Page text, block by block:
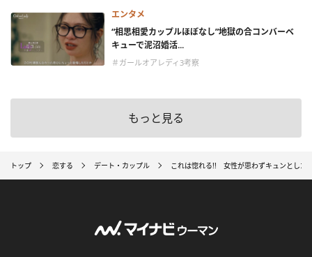
エンタメ
“相思相愛カップルほぼなし”地獄の合コンバーベ
キューで泥沼婚活...
＃ガールオアレディ3考察
もっと見る
トップ 恋する デート・カップル これは惚れる!! 女性が思わずキュンとした